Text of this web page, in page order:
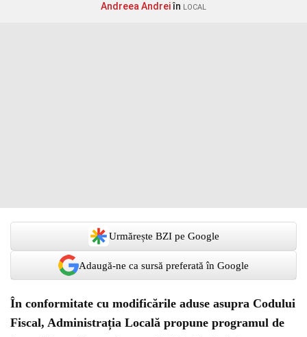
Andreea Andreiîn LOCAL
Urmărește BZI pe Google
Adaugă-ne ca sursă preferată în Google
În conformitate cu modificările aduse asupra Codului
Fiscal, Administrația Locală propune programul de